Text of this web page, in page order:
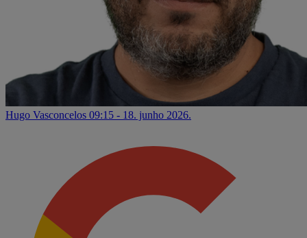
Hugo Vasconcelos 09:15 - 18. junho 2026.